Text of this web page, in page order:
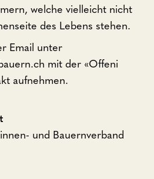
welche vielleicht nicht
des Lebens stehen.
Email unter
mit der «Offeni
aufnehmen.
und Bauernverband